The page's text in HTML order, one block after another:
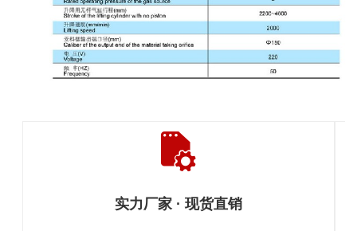
实力厂家 · 现货直销